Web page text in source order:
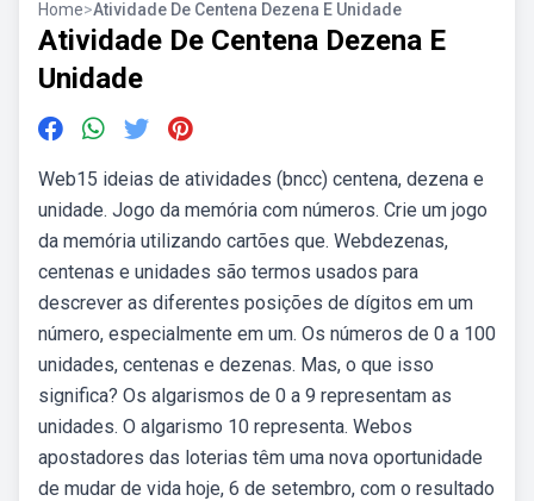
Home>Atividade De Centena Dezena E Unidade
Atividade De Centena Dezena E
Unidade
Web15 ideias de atividades (bncc) centena, dezena e
unidade. Jogo da memória com números. Crie um jogo
da memória utilizando cartões que. Webdezenas,
centenas e unidades são termos usados para
descrever as diferentes posições de dígitos em um
número, especialmente em um. Os números de 0 a 100
unidades, centenas e dezenas. Mas, o que isso
significa? Os algarismos de 0 a 9 representam as
unidades. O algarismo 10 representa. Webos
apostadores das loterias têm uma nova oportunidade
de mudar de vida hoje, 6 de setembro, com o resultado